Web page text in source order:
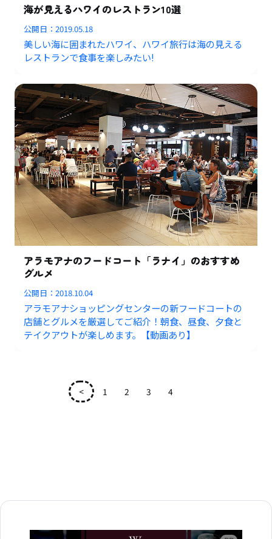
海が見えるハワイのレストラン10選
公開日：2019.05.18
美しい海に囲まれたハワイ、ハワイ旅行は海の見える
レストランで食事を楽しみたい!
アラモアナのフードコート「ラナイ」のおすすめ
グルメ
公開日：2018.10.04
アラモアナショッピングセンターの新フードコートの
店舗とグルメを厳選してご紹介！朝食、昼食、夕食と
テイクアウトが楽しめます。【動画あり】
< 1 2 3 4